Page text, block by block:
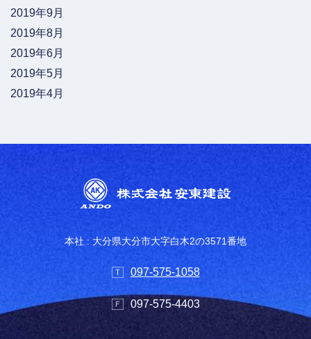
2019年9月
2019年8月
2019年6月
2019年5月
2019年4月
本社 : 大分県大分市大字白木2の3571番地
097-575-1058
097-575-4403